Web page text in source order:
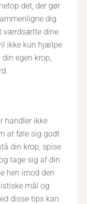
det, der gør
dig
værdsætte dine
ikke kun hjælpe
egen krop,
handler ikke
at føle sig godt
din krop, spise
tage sig af din
hen imod den
mål og
disse tips kan